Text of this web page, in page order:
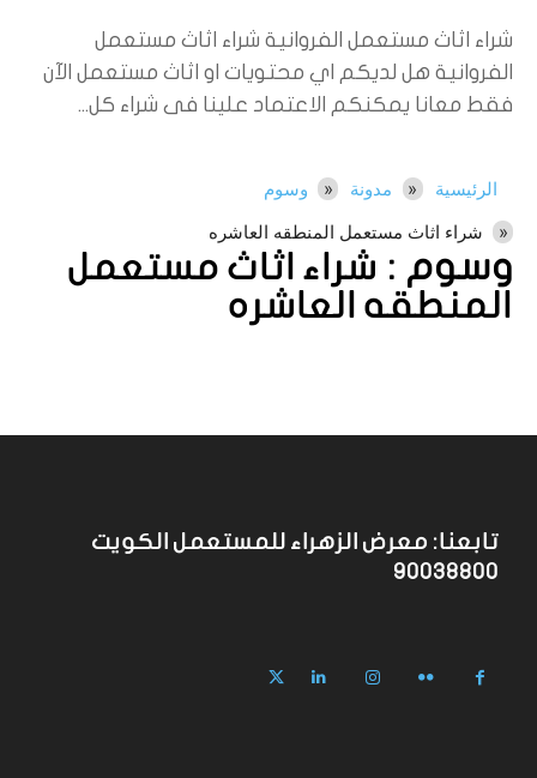
وسوم : شراء اثاث مستعمل
المنطقه العاشره
الرئيسية مدونة
وسوم
شراء اثاث مستعمل المنطقه العاشره
شراء اثاث مستعمل الفروانية شراء اثاث مستعمل
الفروانية هل لديكم اي محتويات او اثاث مستعمل الآن
فقط معانا يمكنكم الاعتماد علينا فى شراء كل...
تابعنا: معرض الزهراء للمستعمل الكويت
90038800